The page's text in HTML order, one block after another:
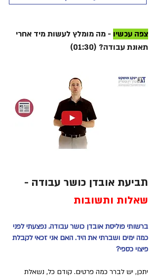
צפה עכשיו - מה מומלץ לעשות מיד אחרי
תאונת עבודה? (01:30)
תביעת אובדן כושר עבודה -
שאלות ותשובות
ברשותי פוליסת אובדן כושר עבודה. נפצעתי לפני
כמה ימים ושברתי את היד. האם אני זכאי לקבלת
פיצוי כספי?
יתכן, יש לברר כמה פרטים. קודם כל, נשאלת